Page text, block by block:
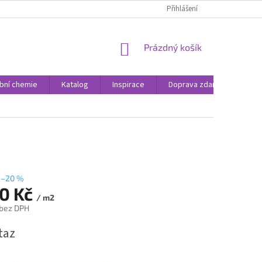
Přihlášení
NÁKUPNÍ
Prázdný košík
chemie Katalog Inspirace Doprava zdarma
–20 %
Kč / m2
DPH